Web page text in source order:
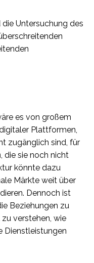
Untersuchung des
es von großem
Plattformen,
zugänglich sind, für
die sie noch nicht
könnte dazu
Märkte weit über
Dennoch ist
Beziehungen zu
verstehen, wie
Dienstleistungen